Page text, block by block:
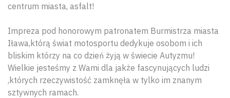
centrum miasta, asfalt!
Impreza pod honorowym patronatem Burmistrza miasta
Iława,którą świat motosportu dedykuje osobom i ich
bliskim którzy na co dzień żyją w świecie Autyzmu!
Wielkie jesteśmy z Wami dla jakże fascynujących ludzi
,których rzeczywistość zamknęła w tylko im znanym
sztywnych ramach.